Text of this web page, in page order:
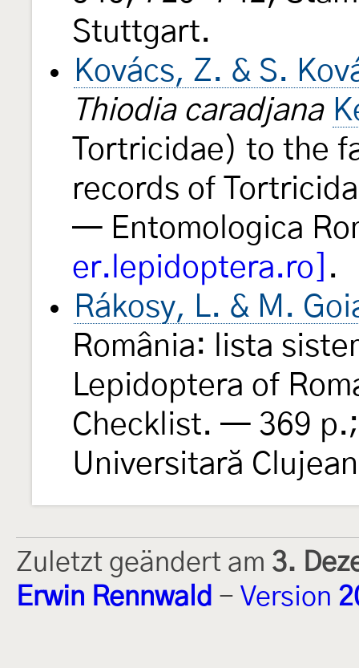
Stuttgart.
Kovács, Z. & S.
Thiodia caradjana
Tortricidae) to the
records of
— Entomologica
er.lepidoptera.ro] .
Rákosy, L. & M.
România: lista
Lepidoptera of
Checklist. — 369
Universitară
Zuletzt geändert am 3.
Erwin Rennwald - Version